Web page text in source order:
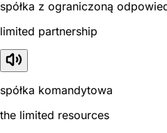
spółka z ograniczoną
limited partnership
spółka komandytowa
the limited resources